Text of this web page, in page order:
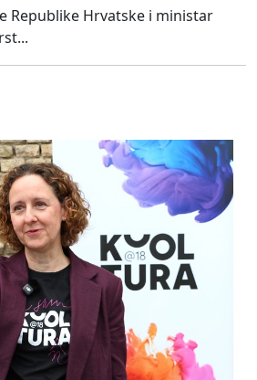
Republike Hrvatske i ministar